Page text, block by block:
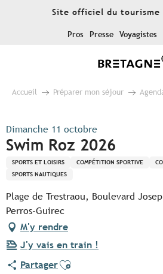
Site officiel du tourisme
Pros Presse Voyagistes
Accueil Préparer mon séjour
Dimanche 11 octobre
Swim Roz 2026
SPORTS ET LOISIRS COMPÉTITION SPORTIVE
SPORTS NAUTIQUES
Plage de Trestraou, Boulevard
Perros-Guirec
M'y rendre
J'y vais en train !
PartagerAjouter aux favoris